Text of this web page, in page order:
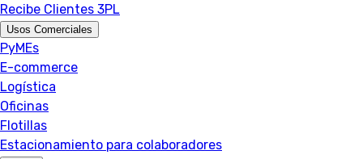
Recibe Clientes 3PL
Usos Comerciales
PyMEs
E-commerce
Logística
Oficinas
Flotillas
Estacionamiento para colaboradores